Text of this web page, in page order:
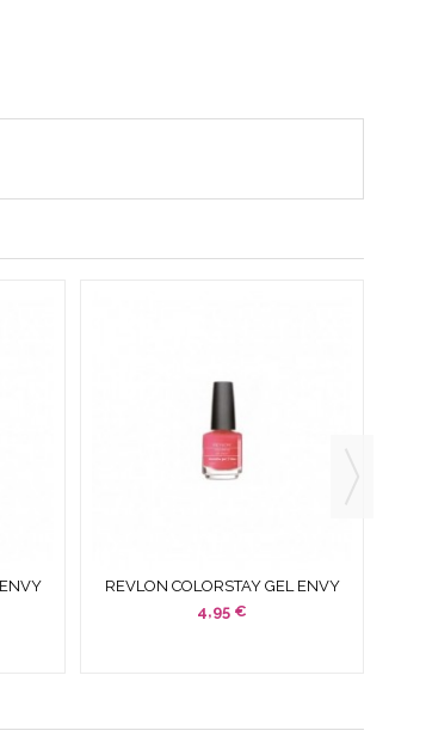
REVLON COLORSTAY GEL ENVY
090 ROSA CHIC 15 ML
4,95 €